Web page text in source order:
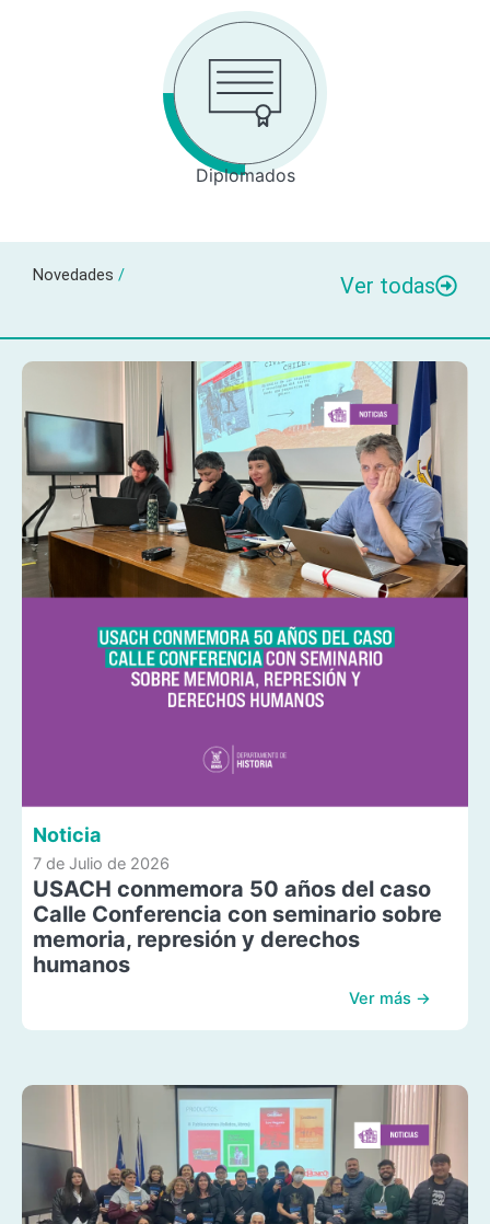
Diplomados
Novedades / Ver todas
Noticia
7 de Julio de 2026
USACH conmemora 50 años del caso
Calle Conferencia con seminario sobre
memoria, represión y derechos
humanos
Ver más →